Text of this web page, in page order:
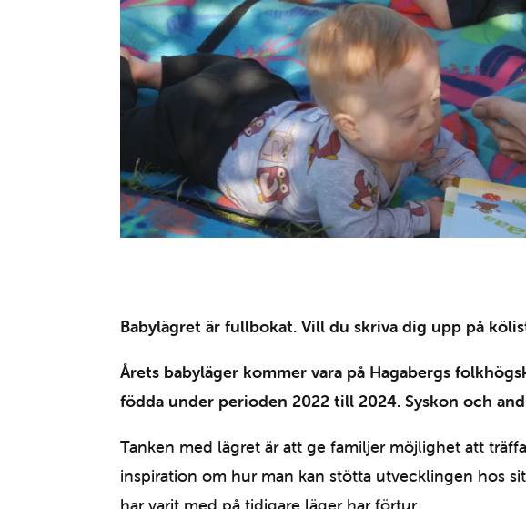
Babylägret är fullbokat. Vill du skriva dig upp på
Årets babyläger kommer vara på Hagabergs
födda under perioden 2022 till 2024. Syskon och
Tanken med lägret är att ge familjer möjlighet att
inspiration om hur man kan stötta utvecklingen hos